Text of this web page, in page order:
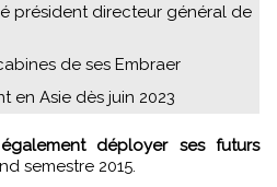
président directeur général de
de ses Embraer
en Asie dès juin 2023
déployer ses futurs
semestre 2015.